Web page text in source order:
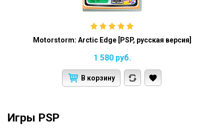
Motorstorm: Arctic Edge [PSP, русская версия]
1 580 руб.
В корзину
Игры PSP